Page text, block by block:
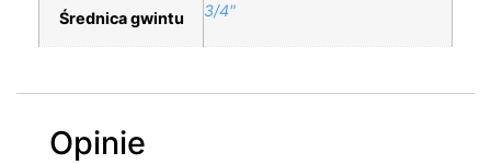
Średnica gwintu 3/4"
Opinie